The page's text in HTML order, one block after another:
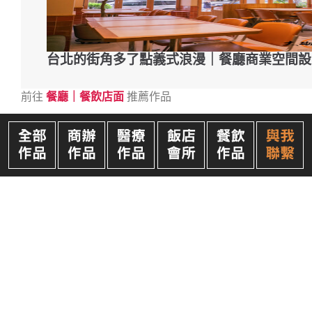
台北的街角多了點義式浪漫｜餐廳商業空間
前往 餐廳｜餐飲店面 推薦作品